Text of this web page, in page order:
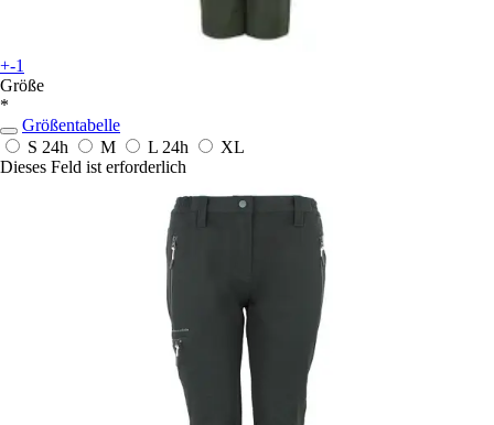
+-1
Größe
*
Größentabelle
S 24h M L 24h
XL
Dieses Feld ist erforderlich